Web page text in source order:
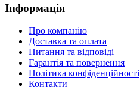
Інформація
Про компанію
Доставка та оплата
Питання та відповіді
Гарантія та повернення
Політика конфіденційності
Контакти